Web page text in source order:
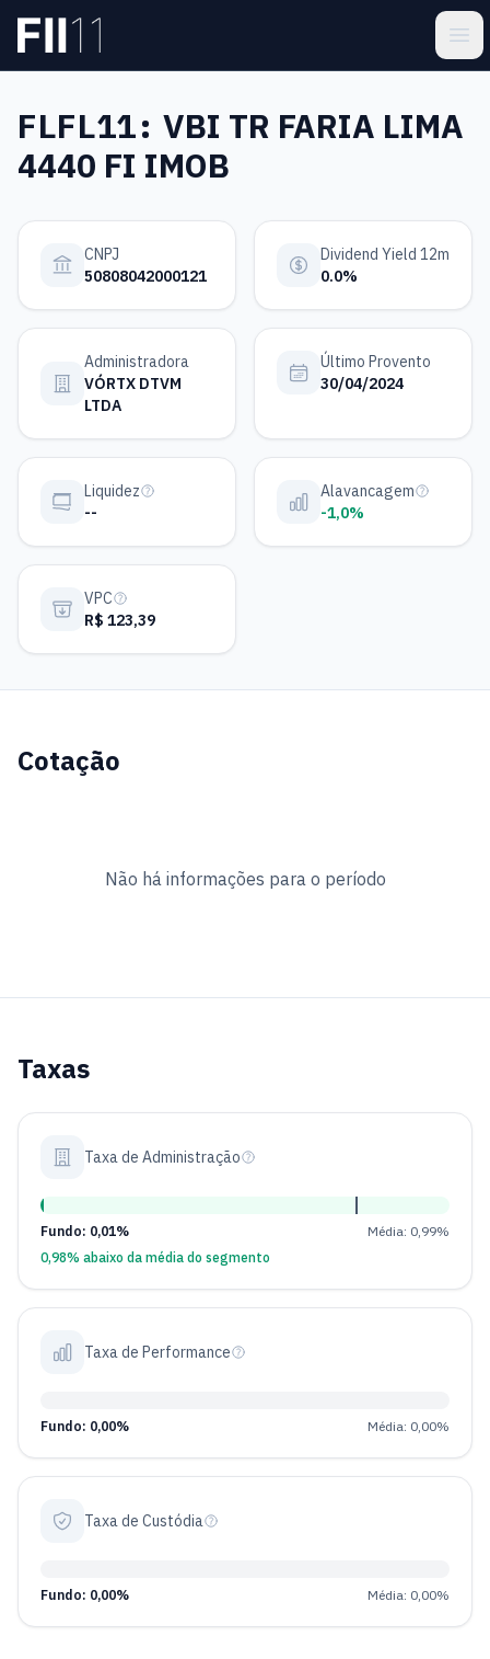
Pular para o conteúdo principal
FLFL11: VBI TR FARIA LIMA
4440 FI IMOB
CNPJ
50808042000121
Dividend Yield 12m
0.0%
Administradora
VÓRTX DTVM
LTDA
Último Provento
30/04/2024
Liquidez
--
Alavancagem
-1,0%
VPC
R$ 123,39
Cotação
Não há informações para o período
Taxas
Taxa de Administração
Fundo: 0,01%
Média: 0,99%
0,98% abaixo da média do segmento
Taxa de Performance
Fundo: 0,00% Média: 0,00%
Taxa de Custódia
Fundo: 0,00% Média: 0,00%